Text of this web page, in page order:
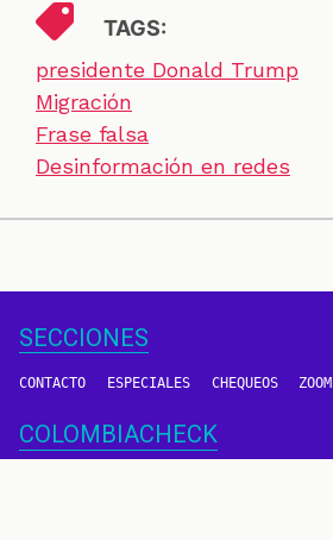
TAGS:
presidente Donald Trump
Migración
Frase falsa
Desinformación en redes
SECCIONES
CONTACTO ESPECIALES CHEQUEOS ZOOM
COLOMBIACHECK